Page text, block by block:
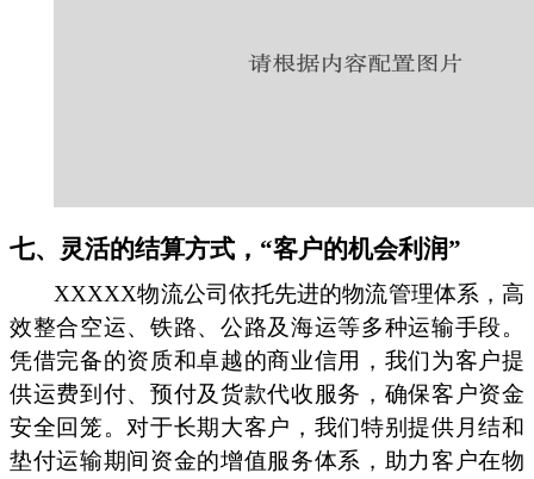
七、灵活的结算方式，“客户的机会利润”
XXXXX物流公司依托先进的物流管理体系，高
效整合空运、铁路、公路及海运等多种运输手段。
凭借完备的资质和卓越的商业信用，我们为客户提
供运费到付、预付及货款代收服务，确保客户资金
安全回笼。对于长期大客户，我们特别提供月结和
垫付运输期间资金的增值服务体系，助力客户在物